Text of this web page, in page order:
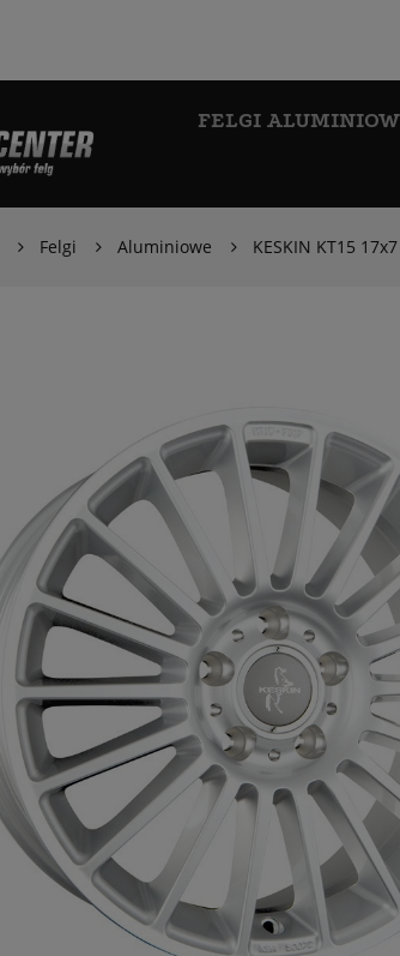
FELGI
Felgi Aluminiowe KESKIN KT15